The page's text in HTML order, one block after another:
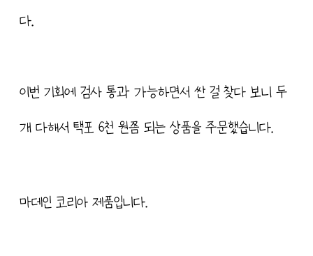
다.
이번 기회에 검사 통과 가능하면서 싼 걸 찾다 보니 두
개 다해서 택포 6천 원쯤 되는 상품을 주문했습니다.
마데인 코리아 제품입니다.